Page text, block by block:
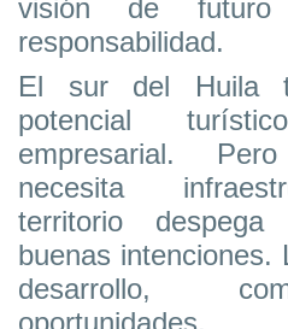
visión de
responsabilidad.
El sur del Huila
potencial
empresarial.
necesita
territorio
buenas intenciones.
desarrollo,